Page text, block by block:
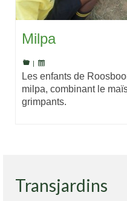
Milpa
|
Les enfants de
milpa, combinant le
grimpants.
Transjardins